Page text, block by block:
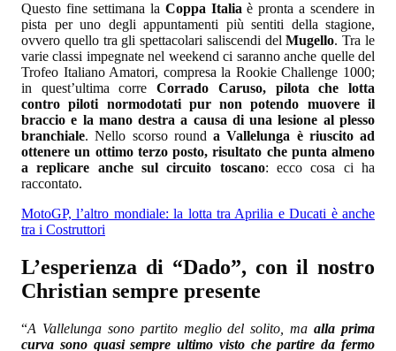
Questo fine settimana la Coppa Italiaè pronta a scendere in
pista per uno degli appuntamenti più sentiti della stagione,
ovvero quello tra gli spettacolari saliscendi delMugello. Tra le
varie classi impegnate nel weekend ci saranno anche quelle del
Trofeo Italiano Amatori, compresa la Rookie Challenge 1000;
in quest’ultima correCorrado Caruso, pilota che lotta
contro piloti normodotati pur non potendo muovere il
braccio e la mano destra a causa di una lesione al plesso
branchiale. Nello scorso round a Vallelunga è riuscito ad
ottenere un ottimo terzo posto, risultato che punta almeno
a replicare anche sul circuito toscano: ecco cosa ci ha
raccontato.
MotoGP, l’altro mondiale: la lotta tra Aprilia e Ducati è anche
tra i Costruttori
L’esperienza di “Dado”, con il nostro
Christian sempre presente
“A Vallelunga sono partito meglio del solito, ma alla prima
curva sono quasi sempre ultimo visto che partire da fermo